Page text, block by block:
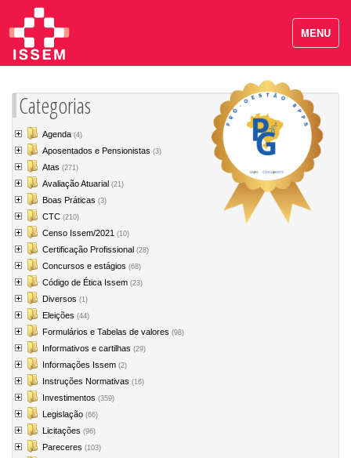
Categorias
Agenda (4)
Aposentados e Pensionistas (3)
Atas (271)
Avaliação Atuarial (21)
Boas Práticas (3)
CTC (210)
Censo Issem/2021 (10)
Certificação Profissional (28)
Concursos e estágios (68)
Código de Ética Issem (23)
Diversos (1)
Eleições (44)
Formulários e Tabelas de valores (98)
Informativos e cartilhas (29)
Informações Issem (2)
Instruções Normativas (16)
Investimentos (359)
Legislação (66)
Licitações (96)
Pareceres (103)
MENU